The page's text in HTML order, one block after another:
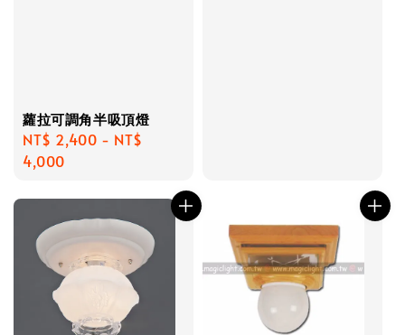
蘿拉可調角半吸頂燈
Regular
price
NT$ 2,400 - NT$
4,000